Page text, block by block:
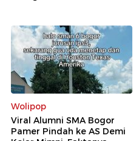
Wolipop
Viral Alumni SMA Bogor
Pamer Pindah ke AS Demi